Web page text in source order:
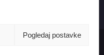
Pogledaj postavke